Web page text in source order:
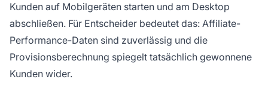
Kunden auf Mobilgeräten starten und am Desktop
abschließen. Für Entscheider bedeutet das: Affiliate-
Performance-Daten sind zuverlässig und die
Provisionsberechnung spiegelt tatsächlich gewonnene
Kunden wider.